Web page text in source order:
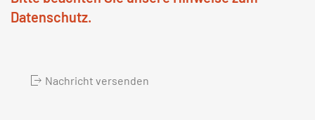
Datenschutz.
Nachricht versenden